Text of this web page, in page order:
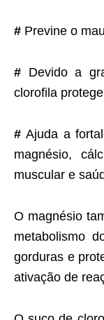
# Previne o
# Devido a
clorofila
# Ajuda a
magnésio,
muscular e
O magnésio
metabolismo
gorduras e
ativação de